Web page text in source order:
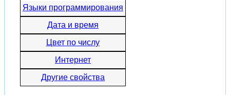
Языки программирования
Дата и время
Цвет по числу
Интернет
Другие свойства